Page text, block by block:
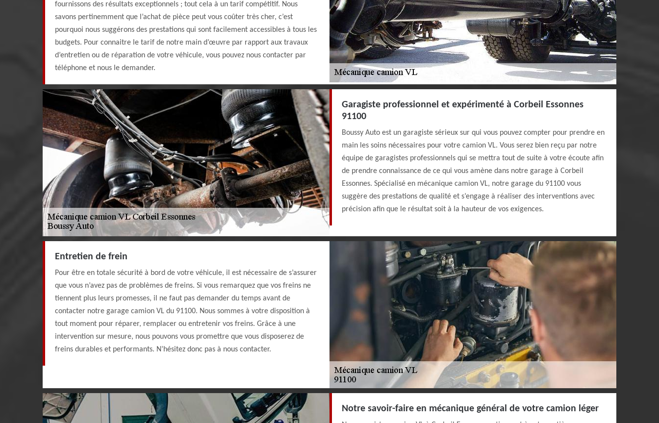
fournissons des résultats exceptionnels ; tout cela à un tarif compétitif. Nous
savons pertinemment que l’achat de pièce peut vous coûter très cher, c’est
pourquoi nous suggérons des prestations qui sont facilement accessibles à tous les
budgets. Pour connaitre le tarif de notre main d’œuvre par rapport aux travaux
d’entretien ou de réparation de votre véhicule, vous pouvez nous contacter par
téléphone et nous le demander.
Garagiste professionnel et expérimenté à Corbeil Essonnes
91100
Boussy Auto est un garagiste sérieux sur qui vous pouvez compter pour prendre en
main les soins nécessaires pour votre camion VL. Vous serez bien reçu par notre
équipe de garagistes professionnels qui se mettra tout de suite à votre écoute afin
de prendre connaissance de ce qui vous amène dans notre garage à Corbeil
Essonnes. Spécialisé en mécanique camion VL, notre garage du 91100 vous
suggère des prestations de qualité et s’engage à réaliser des interventions avec
précision afin que le résultat soit à la hauteur de vos exigences.
Entretien de frein
Pour être en totale sécurité à bord de votre véhicule, il est nécessaire de s’assurer
que vous n’avez pas de problèmes de freins. Si vous remarquez que vos freins ne
tiennent plus leurs promesses, il ne faut pas demander du temps avant de
contacter notre garage camion VL du 91100. Nous sommes à votre disposition à
tout moment pour réparer, remplacer ou entretenir vos freins. Grâce à une
intervention sur mesure, nous pouvons vous promettre que vous disposerez de
freins durables et performants. N’hésitez donc pas à nous contacter.
Notre savoir-faire en mécanique général de votre camion léger